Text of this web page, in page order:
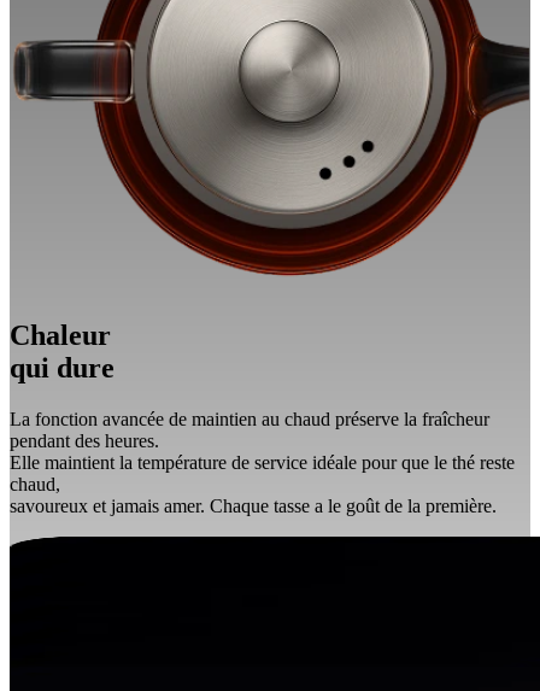
Chaleur
qui dure
La fonction avancée de maintien au chaud préserve la fraîcheur
pendant des heures.
Elle maintient la température de service idéale pour que le thé reste
chaud,
savoureux et jamais amer. Chaque tasse a le goût de la première.